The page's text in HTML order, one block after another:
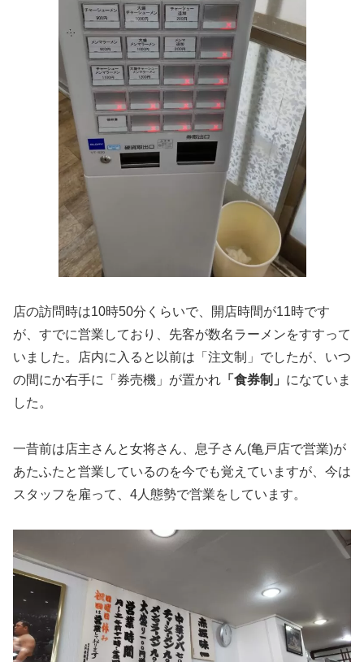
店の訪問時は10時50分くらいで、開店時間が11時です
が、すでに営業しており、先客が数名ラーメンをすすって
いました。店内に入ると以前は「注文制」でしたが、いつ
の間にか右手に「券売機」が置かれ 「食券制」 になていま
した。
一昔前は店主さんと女将さん、息子さん(亀戸店で営業)が
あたふたと営業しているのを今でも覚えていますが、今は
スタッフを雇って、4人態勢で営業をしています。